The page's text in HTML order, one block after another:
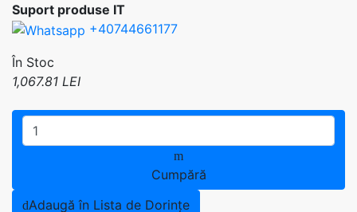
Suport produse IT
+40744661177
În Stoc
1,067.81 LEI
Cumpără
Adaugă în Lista de Dorințe